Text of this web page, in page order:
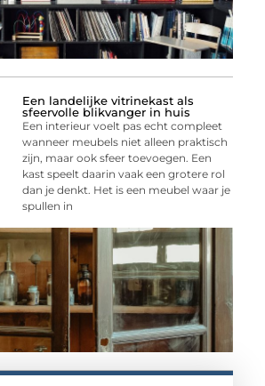
Een landelijke vitrinekast als
sfeervolle blikvanger in huis
Een interieur voelt pas echt compleet
wanneer meubels niet alleen praktisch
zijn, maar ook sfeer toevoegen. Een
kast speelt daarin vaak een grotere rol
dan je denkt. Het is een meubel waar je
spullen in